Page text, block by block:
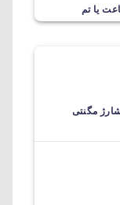
یا تم
مگنتی